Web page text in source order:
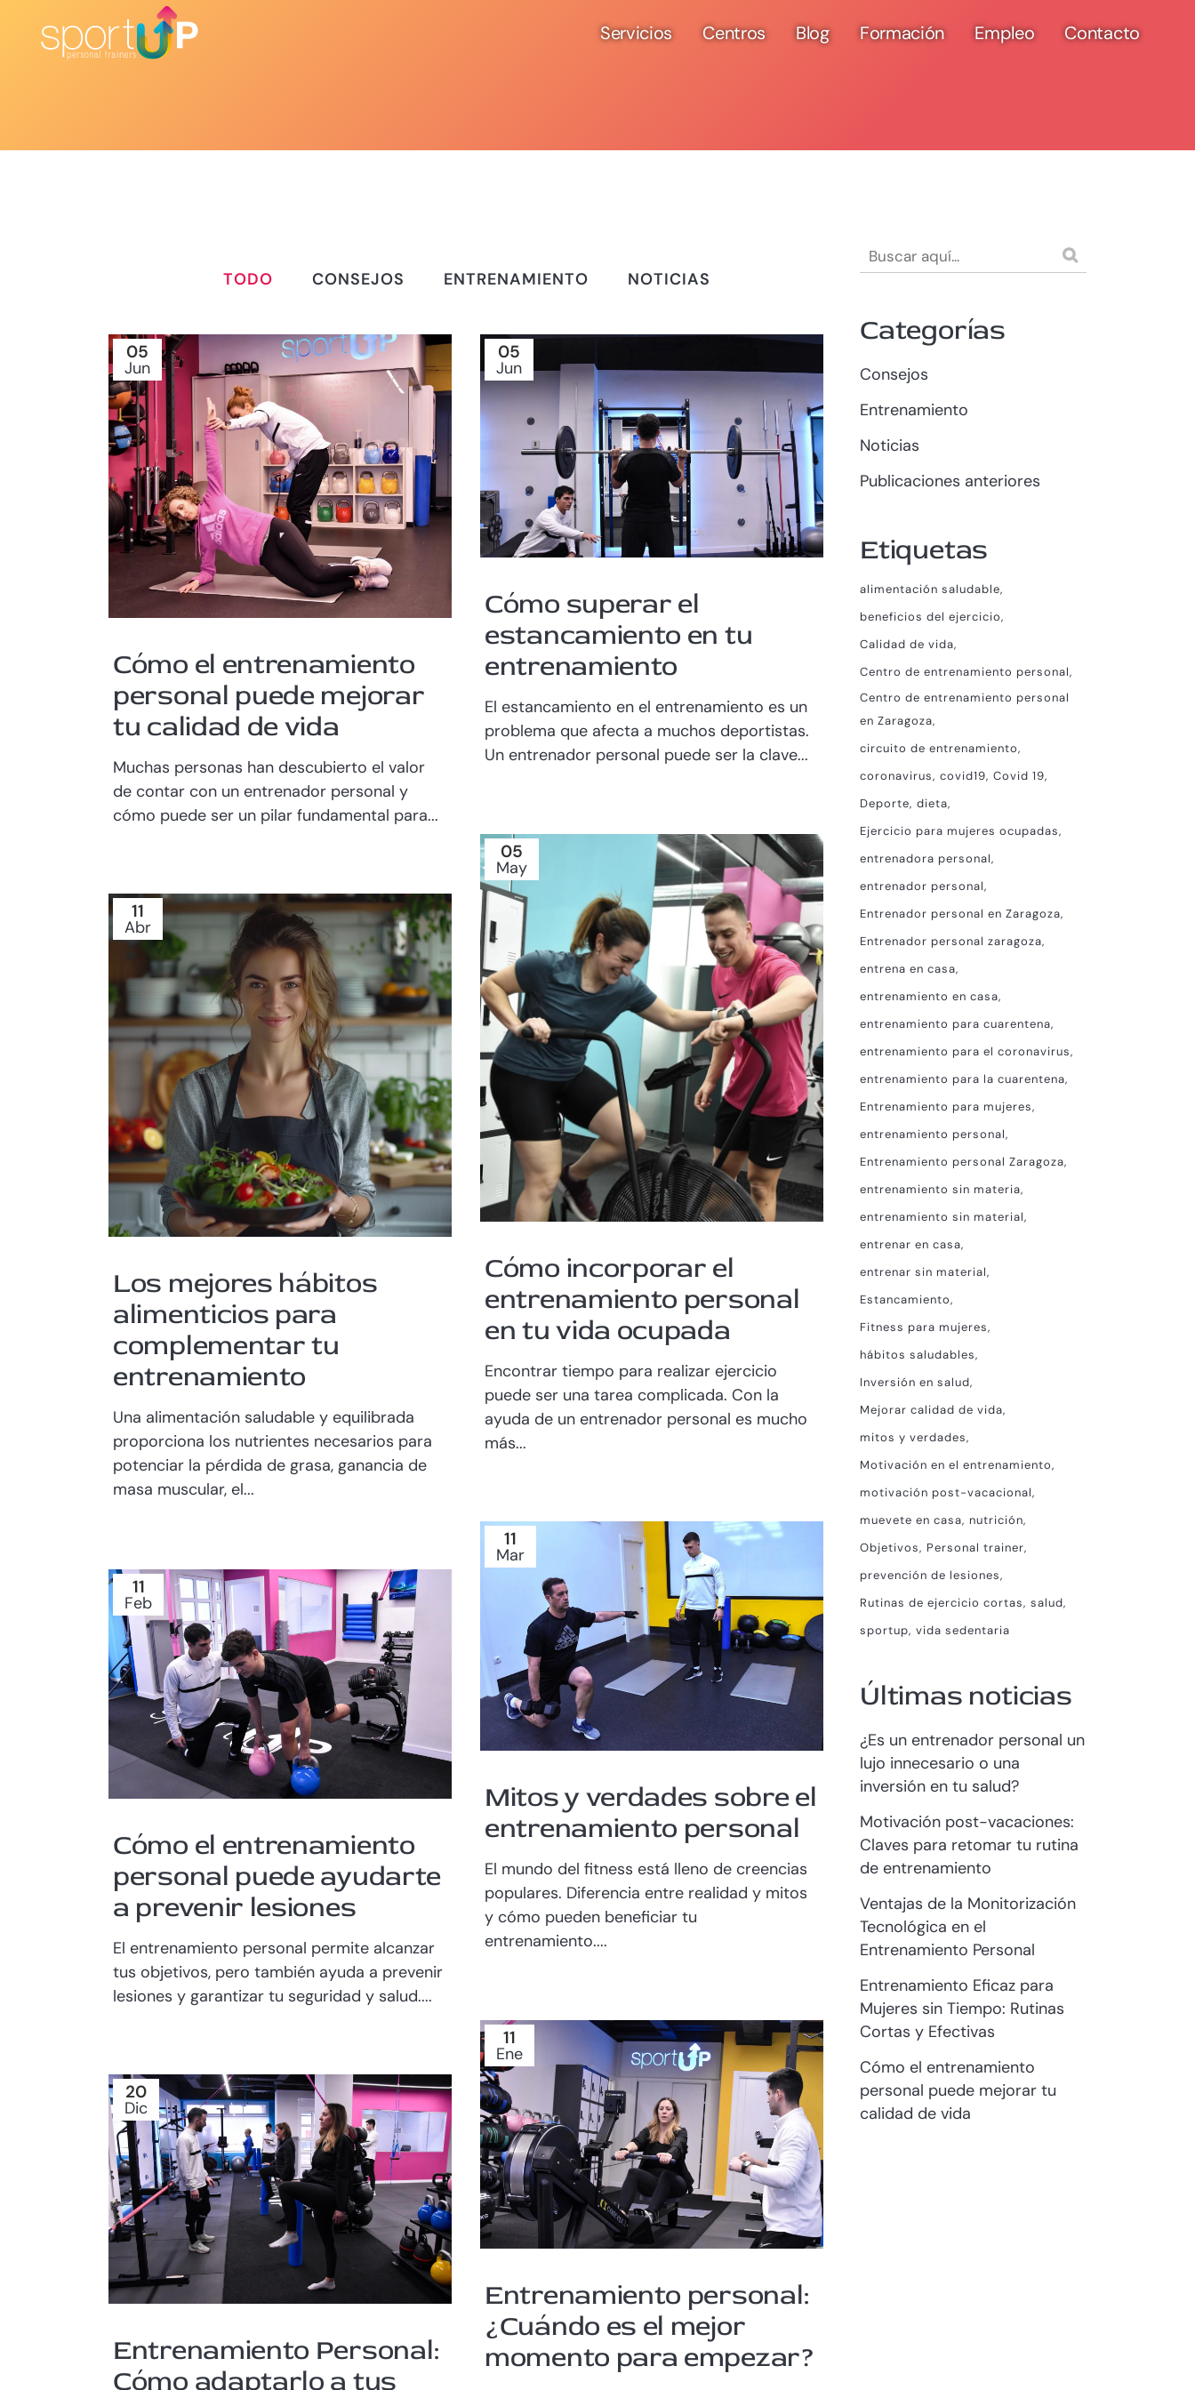
Servicios Centros Blog Formación Empleo Contacto
TODO CONSEJOS ENTRENAMIENTO NOTICIAS
05
Jun
Cómo el entrenamiento
personal puede mejorar
tu calidad de vida
Muchas personas han descubierto el valor
de contar con un entrenador personal y
cómo puede ser un pilar fundamental para...
05
Jun
Cómo superar el
estancamiento en tu
entrenamiento
El estancamiento en el entrenamiento es un
problema que afecta a muchos deportistas.
Un entrenador personal puede ser la clave...
05
May
Cómo incorporar el
entrenamiento personal
en tu vida ocupada
Encontrar tiempo para realizar ejercicio
puede ser una tarea complicada. Con la
ayuda de un entrenador personal es mucho
más...
11
Abr
Los mejores hábitos
alimenticios para
complementar tu
entrenamiento
Una alimentación saludable y equilibrada
proporciona los nutrientes necesarios para
potenciar la pérdida de grasa, ganancia de
masa muscular, el...
11
Mar
Mitos y verdades sobre el
entrenamiento personal
El mundo del fitness está lleno de creencias
populares. Diferencia entre realidad y mitos
y cómo pueden beneficiar tu
entrenamiento....
11
Feb
Cómo el entrenamiento
personal puede ayudarte
a prevenir lesiones
El entrenamiento personal permite alcanzar
tus objetivos, pero también ayuda a prevenir
lesiones y garantizar tu seguridad y salud....
11
Ene
Entrenamiento personal:
¿Cuándo es el mejor
momento para empezar?
20
Dic
Entrenamiento Personal:
Cómo adaptarlo a tus
Categorías
Consejos
Entrenamiento
Noticias
Publicaciones anteriores
Etiquetas
alimentación saludable
beneficios del ejercicio
Calidad de vida
Centro de entrenamiento personal
Centro de entrenamiento personal
en Zaragoza
circuito de entrenamiento
coronavirus covid19 Covid 19
Deporte dieta
Ejercicio para mujeres ocupadas
entrenadora personal
entrenador personal
Entrenador personal en Zaragoza
Entrenador personal zaragoza
entrena en casa
entrenamiento en casa
entrenamiento para cuarentena
entrenamiento para el coronavirus
entrenamiento para la cuarentena
Entrenamiento para mujeres
entrenamiento personal
Entrenamiento personal Zaragoza
entrenamiento sin materia
entrenamiento sin material
entrenar en casa
entrenar sin material
Estancamiento
Fitness para mujeres
hábitos saludables
Inversión en salud
Mejorar calidad de vida
mitos y verdades
Motivación en el entrenamiento
motivación post-vacacional
muevete en casa nutrición
Objetivos
Personal trainer
prevención de lesiones
Rutinas de ejercicio cortas salud
sportup vida sedentaria
Últimas noticias
¿Es un entrenador personal un
lujo innecesario o una
inversión en tu salud?
Motivación post-vacaciones:
Claves para retomar tu rutina
de entrenamiento
Ventajas de la Monitorización
Tecnológica en el
Entrenamiento Personal
Entrenamiento Eficaz para
Mujeres sin Tiempo: Rutinas
Cortas y Efectivas
Cómo el entrenamiento
personal puede mejorar tu
calidad de vida